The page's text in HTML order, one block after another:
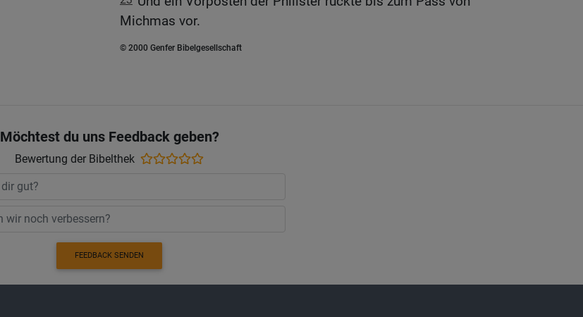
Michmas vor.
© 2000 Genfer Bibelgesellschaft
Möchtest du uns Feedback geben?
Bewertung der Bibelthek
FEEDBACK SENDEN